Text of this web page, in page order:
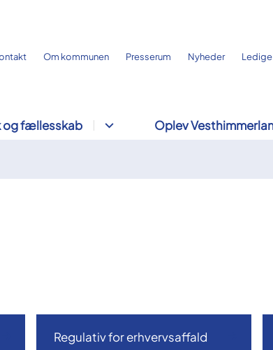
Om kommunen Presserum Nyheder
og fællesskab Oplev
Regulativ for erhvervsaffald